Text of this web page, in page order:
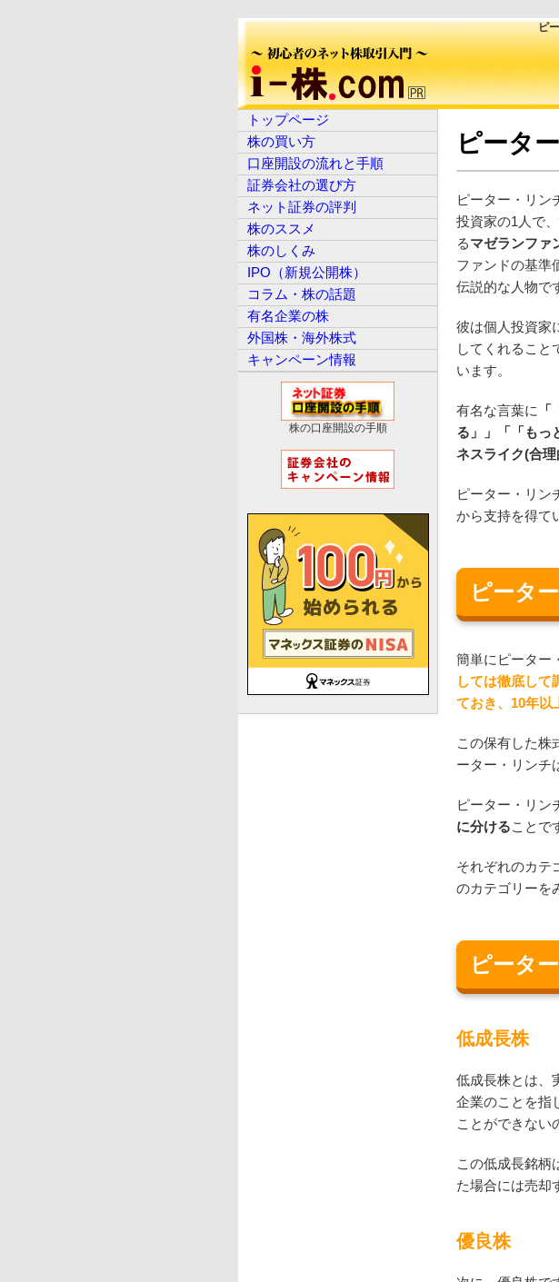
ピ
ピータ
ピーター・リン
投資家の1人で
るマゼランファ
ファンドの基準
伝説的な人物で
彼は個人投資家
してくれること
います。
有名な言葉に 「
る
」「
もっ
ネスライク(合
ピーター・リン
から支持を得て
ピータ
簡単にピーター
しては徹底して
ておき、10年以
この保有した株
ーター・リンチ
ピーター・リン
に分けることで
それぞれのカテ
のカテゴリーを
ピータ
低成長株
低成長株とは、
企業のことを指
ことができない
この低成長銘柄
た場合には売却
優良株
トップページ
株の買い方
口座開設の流れと手順
証券会社の選び方
ネット証券の評判
株のススメ
株のしくみ
IPO（新規公開株）
コラム・株の話題
有名企業の株
外国株・海外株式
キャンペーン情報
株の口座開設の手順